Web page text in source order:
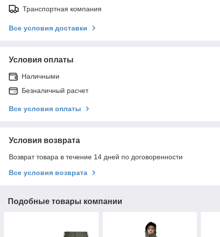
Транспортная компания
Все условия доставки
Условия оплаты
Наличными
Безналичный расчет
Все условия оплаты
Условия возврата
Возврат товара в течение 14 дней по договоренности
Все условия возврата
Подобные товары компании